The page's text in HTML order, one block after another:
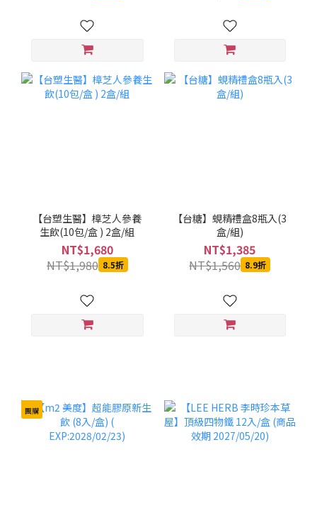
【台塑生醫】樟芝人參養
生飲(10包/盒 ) 2盒/組
NT$1,680
NT$1,980 8.5折
【台糖】蜆精禮盒8瓶入(3
盒/組)
NT$1,385
NT$1,560 8.9折
團購